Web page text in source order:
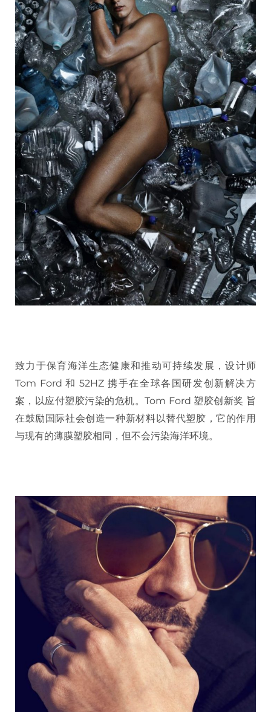
致力于保育海洋生态健康和推动可持续发展，设计师
Tom Ford 和 52HZ 携手在全球各国研发创新解决方
案，以应付塑胶污染的危机。Tom Ford 塑胶创新奖 旨
在鼓励国际社会创造一种新材料以替代塑胶，它的作用
与现有的薄膜塑胶相同，但不会污染海洋环境。